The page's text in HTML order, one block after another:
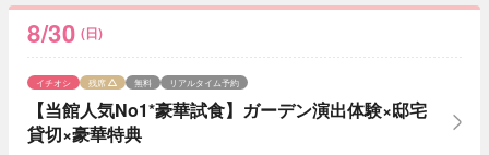
8/30 (日)
【当館人気No1*豪華試食】ガーデン演出体験×邸宅
貸切×豪華特典
イチオシ 残席 無料 リアルタイム予約